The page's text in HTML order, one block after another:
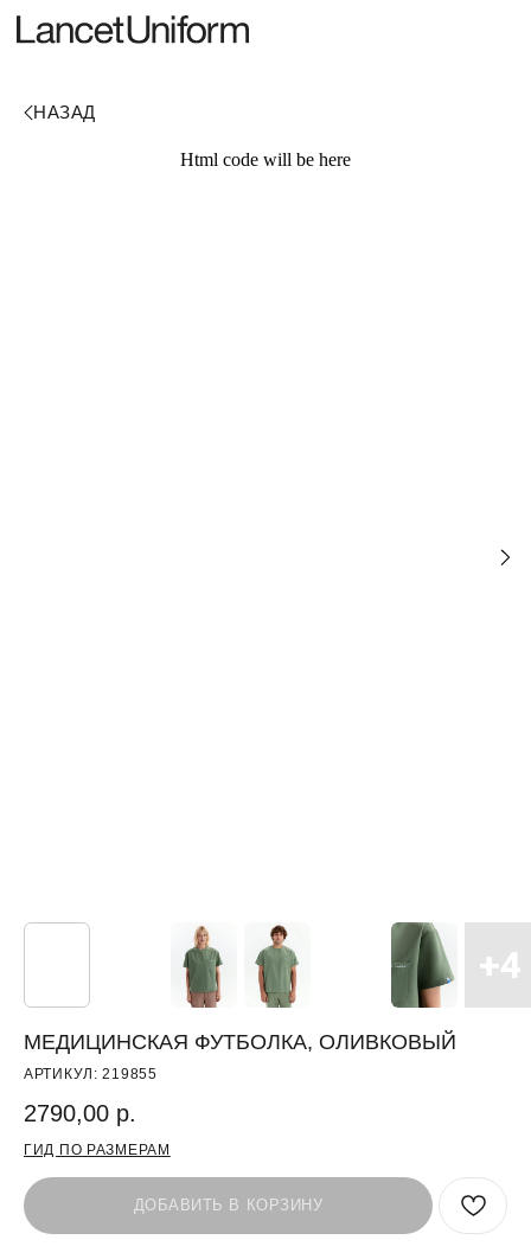
Html code will be here
МЕДИЦИНСКАЯ ФУТБОЛКА, ОЛИВКОВЫЙ
АРТИКУЛ:219855
2790,00 р.
ГИД ПО РАЗМЕРАМ
ДОБАВИТЬ В КОРЗИНУ